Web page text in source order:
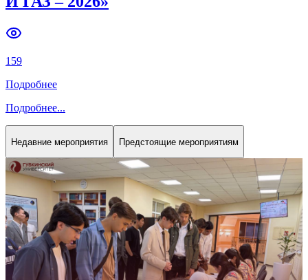
В ФИЛИАЛЕ ПРОШЛА XIX
ЕЖЕГОДНАЯ СТУДЕНЧЕСКАЯ
НАУЧНАЯ КОНФЕРЕНЦИЯ «НЕФТЬ
И ГАЗ – 2026»
159
Подробнее